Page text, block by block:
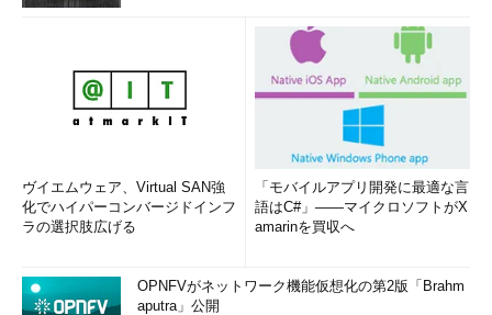
ヴイエムウェア、Virtual SAN強
化でハイパーコンバージドインフ
ラの選択肢広げる
「モバイルアプリ開発に最適な言
語はC#」――マイクロソフトがX
amarinを買収へ
OPNFVがネットワーク機能仮想化の第2版「Brahm
aputra」公開